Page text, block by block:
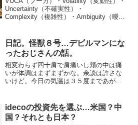
Uncertainty（不確実性）・
Complexity（複雑性）・Ambiguity（曖昧
用語だったらしいです。ま...
日記。怪獣８号…デビルマンにな
ったおじさんの話。
相変わらず四十肩で肩痛いし頬の中は痛
いが体調はまずまずかな。余談は許さな
いけど。今日の気温は３５度まであがっ
いる。怪獣８号。３話まで見た。おもち
ゃ屋でフィギュア見て、な...
idecoの投資先を選ぶ…米国？中
国？それとも日本？